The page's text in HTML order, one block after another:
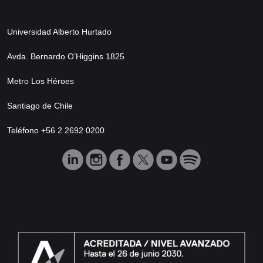
Universidad Alberto Hurtado
Avda. Bernardo O’Higgins 1825
Metro Los Héroes
Santiago de Chile
Teléfono +56 2 2692 0200